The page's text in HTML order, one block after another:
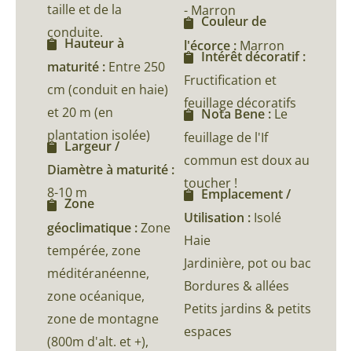
taille et de la
conduite.
Hauteur à
maturité : Entre 250
cm (conduit en haie)
et 20 m (en
plantation isolée)
Largeur /
Diamètre à maturité :
8-10 m
Zone
géoclimatique :Zone
tempérée, zone
méditéranéenne,
zone océanique,
zone de montagne
(800m d'alt. et +),
- Marron
Couleur de
l'écorce : Marron
Intérêt décoratif :
Fructification et
feuillage décoratifs
Nota Bene : Le
feuillage de l'If
commun est doux au
toucher !
Emplacement /
Utilisation : Isolé
Haie
Jardinière, pot ou bac
Bordures & allées
Petits jardins & petits
espaces